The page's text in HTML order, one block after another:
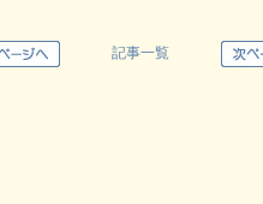
記事一覧